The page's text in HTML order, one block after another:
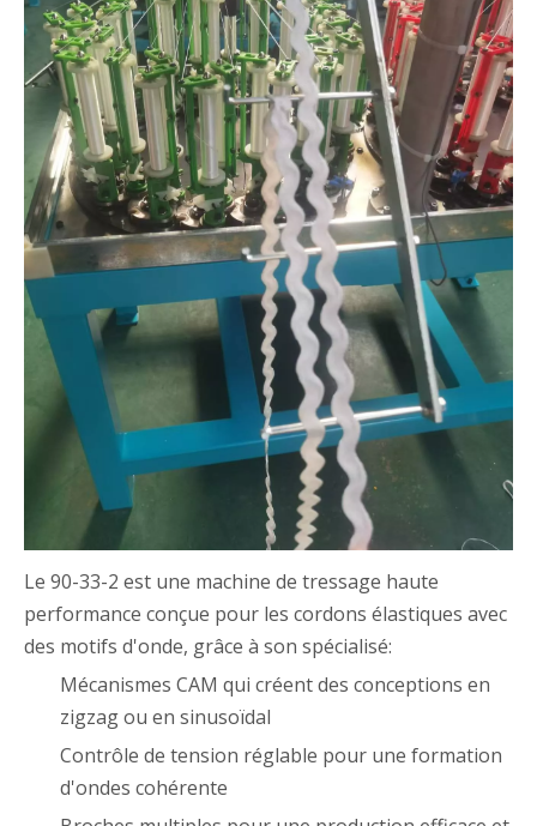
Le 90-33-2 est une machine de tressage haute
performance conçue pour les cordons élastiques avec
des motifs d'onde, grâce à son spécialisé:
Mécanismes CAM qui créent des conceptions en
zigzag ou en sinusoïdal
Contrôle de tension réglable pour une formation
d'ondes cohérente